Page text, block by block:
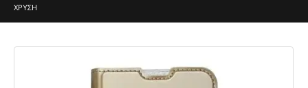
ΧΡΥΣΉ